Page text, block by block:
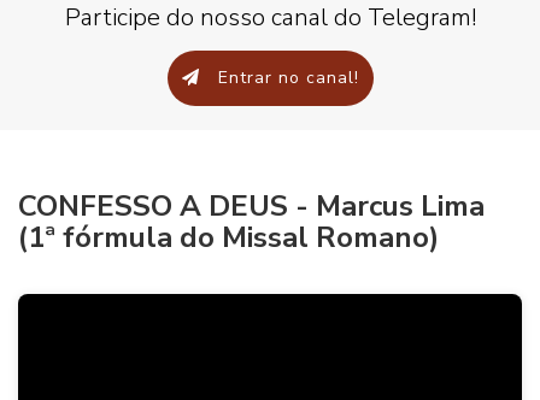
Participe do nosso canal do Telegram!
Entrar no canal!
CONFESSO A DEUS - Marcus Lima
(1ª fórmula do Missal Romano)